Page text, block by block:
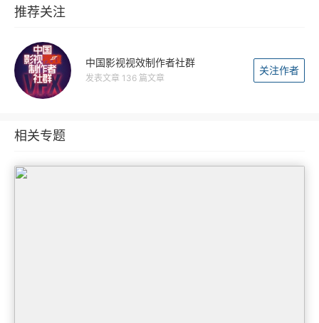
推荐关注
中国影视视效制作者社群
发表文章 136 篇文章
关注作者
相关专题